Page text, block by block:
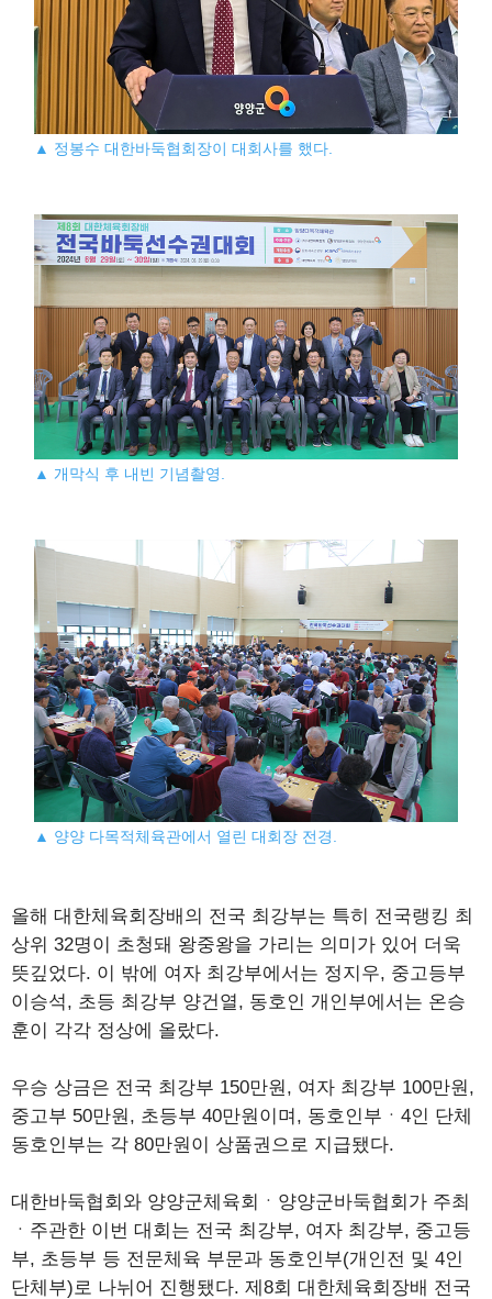
▲ 정봉수 대한바둑협회장이 대회사를 했다.
▲ 개막식 후 내빈 기념촬영.
▲ 양양 다목적체육관에서 열린 대회장 전경.
올해 대한체육회장배의 전국 최강부는 특히 전국랭킹 최
상위 32명이 초청돼 왕중왕을 가리는 의미가 있어 더욱
뜻깊었다. 이 밖에 여자 최강부에서는 정지우, 중고등부
이승석, 초등 최강부 양건열, 동호인 개인부에서는 온승
훈이 각각 정상에 올랐다.
우승 상금은 전국 최강부 150만원, 여자 최강부 100만원,
중고부 50만원, 초등부 40만원이며, 동호인부ㆍ4인 단체
동호인부는 각 80만원이 상품권으로 지급됐다.
대한바둑협회와 양양군체육회ㆍ양양군바둑협회가 주최
ㆍ주관한 이번 대회는 전국 최강부, 여자 최강부, 중고등
부, 초등부 등 전문체육 부문과 동호인부(개인전 및 4인
단체부)로 나뉘어 진행됐다. 제8회 대한체육회장배 전국